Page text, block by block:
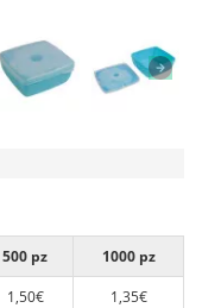
500 pz
1000 pz
1,50€ 1,35€